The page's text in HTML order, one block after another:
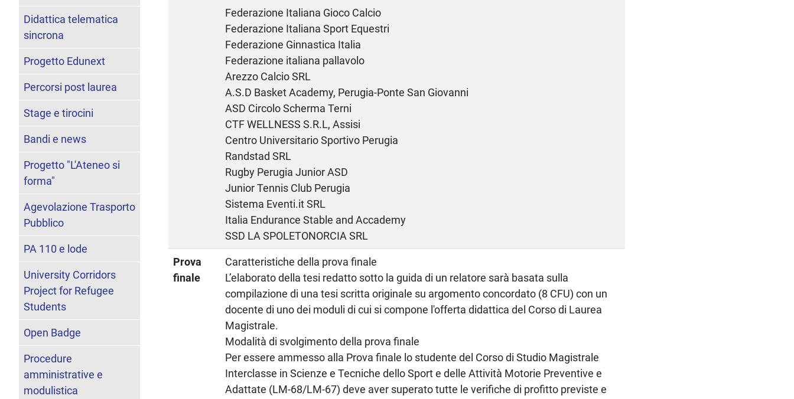
Federazione Italiana Gioco Calcio
Federazione Italiana Sport Equestri
Federazione Ginnastica Italia
Federazione italiana pallavolo
Arezzo Calcio SRL
A.S.D Basket Academy, Perugia-Ponte San Giovanni
ASD Circolo Scherma Terni
CTF WELLNESS S.R.L, Assisi
Centro Universitario Sportivo Perugia
Randstad SRL
Rugby Perugia Junior ASD
Junior Tennis Club Perugia
Sistema Eventi.it SRL
Italia Endurance Stable and Accademy
SSD LA SPOLETONORCIA SRL
Prova
finale
Caratteristiche della prova finale
L’elaborato della tesi redatto sotto la guida di un relatore sarà basata sulla
compilazione di una tesi scritta originale su argomento concordato (8 CFU) con un
docente di uno dei moduli di cui si compone l'offerta didattica del Corso di Laurea
Magistrale.
Modalità di svolgimento della prova finale
Per essere ammesso alla Prova finale lo studente del Corso di Studio Magistrale
Interclasse in Scienze e Tecniche dello Sport e delle Attività Motorie Preventive e
Adattate (LM-68/LM-67) deve aver superato tutte le verifiche di profitto previste e
Didattica telematica
sincrona
Progetto Edunext
Percorsi post laurea
Stage e tirocini
Bandi e news
Progetto "L'Ateneo si
forma"
Agevolazione Trasporto
Pubblico
PA 110 e lode
University Corridors
Project for Refugee
Students
Open Badge
Procedure
amministrative e
modulistica